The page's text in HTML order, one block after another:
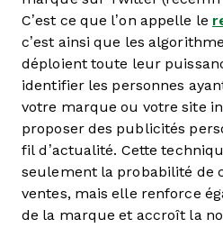
C’est ce que l’on appelle le
c’est ainsi que les
déploient toute leur
identifier les personnes
votre marque ou votre site
proposer des publicités
fil d’actualité. Cette
seulement la probabilité de
ventes, mais elle renforce
de la marque et accroît la